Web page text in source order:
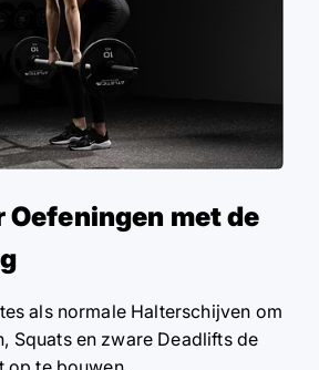
Oefeningen met de
als normale Halterschijven om
Squats en zware Deadlifts de